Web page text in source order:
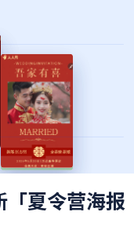
夏令营海报